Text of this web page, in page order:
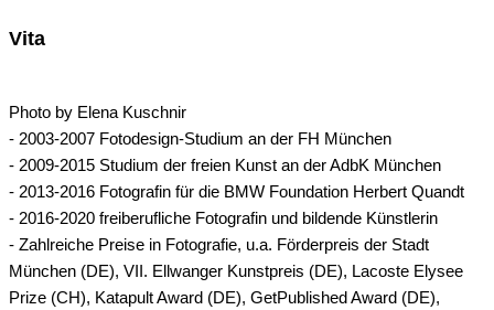
Vita
Photo by Elena Kuschnir
- 2003-2007 Fotodesign-Studium an der FH München
- 2009-2015 Studium der freien Kunst an der AdbK München
- 2013-2016 Fotografin für die BMW Foundation Herbert Quandt
- 2016-2020 freiberufliche Fotografin und bildende Künstlerin
- Zahlreiche Preise in Fotografie, u.a. Förderpreis der Stadt
München (DE), VII. Ellwanger Kunstpreis (DE), Lacoste Elysee
Prize (CH), Katapult Award (DE), GetPublished Award (DE),